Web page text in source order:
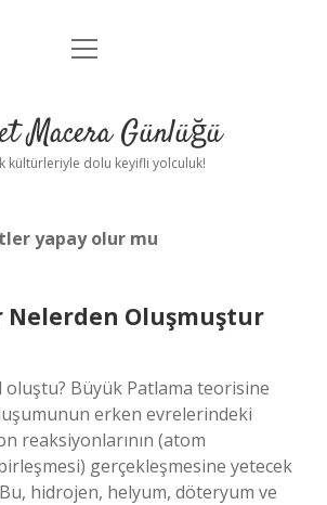
Anasayfa
Yasal Uyarı
menüyü
Macera Günlüğü
kültürleriyle dolu keyifli yolculuk!
yapay olur mu
Nelerden Oluşmuştur
oluştu? Büyük Patlama teorisine
erken evrelerindeki
reaksiyonlarının (atom
gerçekleşmesine yetecek
hidrojen, helyum, döteryum ve